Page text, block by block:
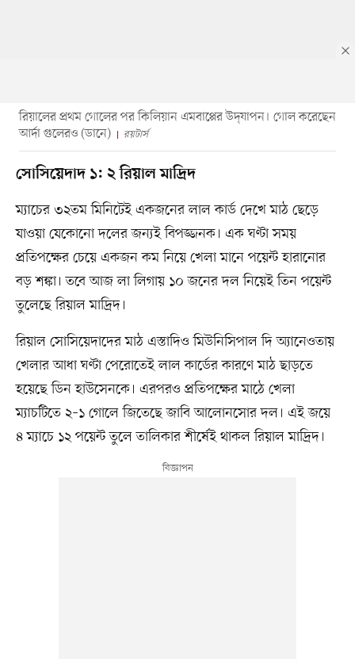
রিয়ালের প্রথম গোলের পর কিলিয়ান এমবাপ্পের উদ্‌যাপন। গোল করেছেন
আর্দা গুলেরও (ডানে)
রয়টার্স
সোসিয়েদাদ ১: ২ রিয়াল মাদ্রিদ
ম্যাচের ৩২তম মিনিটেই একজনের লাল কার্ড দেখে মাঠ ছেড়ে
যাওয়া যেকোনো দলের জন্যই বিপজ্জনক। এক ঘণ্টা সময়
প্রতিপক্ষের চেয়ে একজন কম নিয়ে খেলা মানে পয়েন্ট হারানোর
বড় শঙ্কা। তবে আজ লা লিগায় ১০ জনের দল নিয়েই তিন পয়েন্ট
তুলেছে রিয়াল মাদ্রিদ।
রিয়াল সোসিয়েদাদের মাঠ এস্তাদিও মিউনিসিপাল দি অ্যানেওতায়
খেলার আধা ঘণ্টা পেরোতেই লাল কার্ডের কারণে মাঠ ছাড়তে
হয়েছে ডিন হাউসেনকে। এরপরও প্রতিপক্ষের মাঠে খেলা
ম্যাচটিতে ২–১ গোলে জিতেছে জাবি আলোনসোর দল। এই জয়ে
৪ ম্যাচে ১২ পয়েন্ট তুলে তালিকার শীর্ষেই থাকল রিয়াল মাদ্রিদ।